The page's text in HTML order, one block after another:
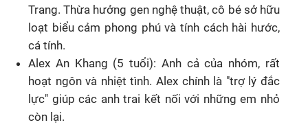
Trang. Thừa hưởng gen nghệ thuật, cô bé sở hữu
loạt biểu cảm phong phú và tính cách hài hước,
cá tính.
Alex An Khang (5 tuổi): Anh cả của nhóm, rất
hoạt ngôn và nhiệt tình. Alex chính là "trợ lý đắc
lực" giúp các anh trai kết nối với những em nhỏ
còn lại.